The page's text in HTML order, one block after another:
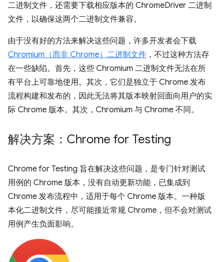
二进制文件，还需要下载相应版本的 ChromeDriver 二进制
文件，以确保这两个二进制文件兼容。
由于没有好的方法来解决这些问题，许多开发者会下载
Chromium（而非 Chrome）二进制文件 ，不过这种方法存
在一些缺陷。首先，这些 Chromium 二进制文件无法在所
有平台上可靠地使用。其次，它们是独立于 Chrome 发布
流程构建和发布的，因此无法将其版本映射回面向用户的实
际 Chrome 版本。其次，Chromium 与 Chrome 不同。
解决方案：Chrome for Testing
Chrome for Testing 旨在解决这些问题，是专门针对测试
用例的 Chrome 版本，没有自动更新功能，已集成到
Chrome 发布流程中，适用于每个 Chrome 版本。一种版
本化二进制文件，尽可能接近常规 Chrome，但不会对测试
用例产生负面影响。